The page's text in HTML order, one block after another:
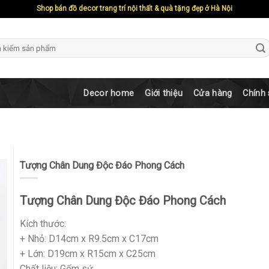
Shop bán đồ decor trang trí nội thất & quà tặng đẹp ở Hà Nội
Decor home Giới thiệu Cửa hàng Chính
Tượng Chân Dung Độc Đáo Phong Cách
Tượng Chân Dung Độc Đáo Phong Cách
Kích thước:
+ Nhỏ: D14cm x R9.5cm x C17cm
+ Lớn: D19cm x R15cm x C25cm